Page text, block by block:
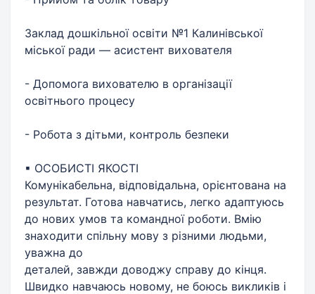
Заклад дошкільної освіти №1 Калинівської
міської ради — асистент вихователя
- Допомога вихователю в організації
освітнього процесу
- Робота з дітьми, контроль безпеки
▪ ОСОБИСТІ ЯКОСТІ
Комунікабельна, відповідальна, орієнтована на
результат. Готова навчатись, легко адаптуюсь
до нових умов та командної роботи. Вмію
знаходити спільну мову з різними людьми,
уважна до
деталей, завжди доводжу справу до кінця.
Швидко навчаюсь новому, не боюсь викликів і